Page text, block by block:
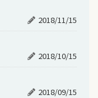
2018/11/15
2018/10/15
2018/09/15